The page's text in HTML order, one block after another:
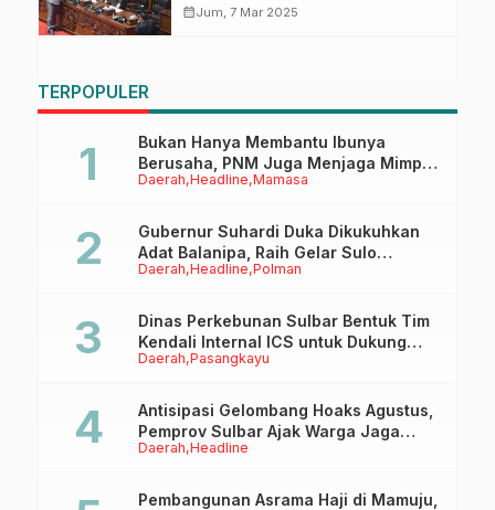
Disetujui, Berikut 10 Poin Evaluasi
calendar_monthJum, 7 Mar 2025
TERPOPULER
Daerah Headline Mamasa
Bukan Hanya Membantu Ibunya
Berusaha, PNM Juga Menjaga Mimpi
Anaknya Untuk Menggapai Cita-Cita
Daerah Headline Polman
Gubernur Suhardi Duka Dikukuhkan
Adat Balanipa, Raih Gelar Sulo
Tappidena
Daerah Pasangkayu
Dinas Perkebunan Sulbar Bentuk Tim
Kendali Internal ICS untuk Dukung
Sertifikasi ISPO Pekebun di
Daerah Headline
Antisipasi Gelombang Hoaks Agustus,
Pemprov Sulbar Ajak Warga Jaga
Ruang Digital
Pembangunan Asrama Haji di Mamuju,